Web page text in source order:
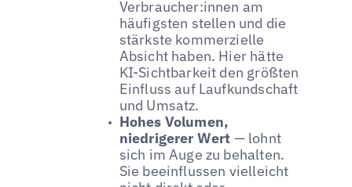
Verbraucher:innen am
häufigsten stellen und die
stärkste kommerzielle
Absicht haben. Hier hätte
KI-Sichtbarkeit den größten
Einfluss auf Laufkundschaft
und Umsatz.
Hohes Volumen,
niedrigerer Wert — lohnt
sich im Auge zu behalten.
Sie beeinflussen vielleicht